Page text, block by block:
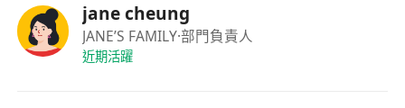
具備基礎數據分析能力，熟練使用Excel或
Google Sheets進行成效歸因；有使用第三方工
具（如千瓜、NewRank、Iconosquare或
jane cheung
JANE’S FAMILY·部門負責人
近期活躍